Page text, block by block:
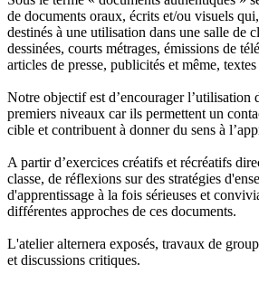
de documents oraux, écrits et/ou visuels
destinés à une utilisation dans une salle de
dessinées, courts métrages, émissions de
articles de presse, publicités et même,
Notre objectif est d’encourager l’utilisation
premiers niveaux car ils permettent un
cible et contribuent à donner du sens à
A partir d’exercices créatifs et récréatifs
classe, de réflexions sur des stratégies
d'apprentissage à la fois sérieuses et
différentes approches de ces documents.
L'atelier alternera exposés, travaux de
et discussions critiques.